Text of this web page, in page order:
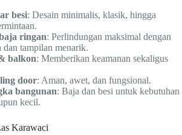
besi: Desain minimalis, klasik, hingga
ringan: Perlindungan maksimal dengan
tampilan menarik.
balkon: Memberikan keamanan sekaligus
door: Aman, awet, dan fungsional.
bangunan: Baja dan besi untuk kebutuhan
kecil.
Karawaci